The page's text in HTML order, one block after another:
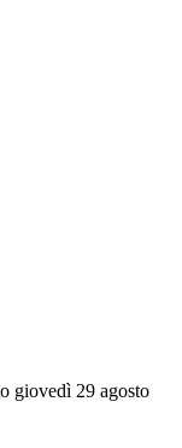
giovedì 29 agosto